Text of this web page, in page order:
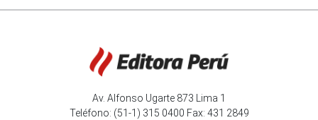
Av. Alfonso Ugarte 873 Lima 1
Teléfono: (51-1) 315 0400 Fax: 431 2849